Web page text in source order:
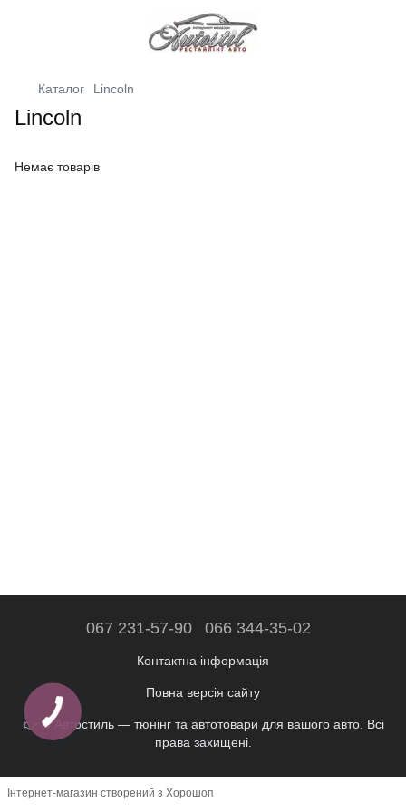
Каталог Lincoln
Lincoln
Немає товарів
067 231-57-90 066 344-35-02
Контактна інформація
Повна версія сайту
👉 © Автостиль — тюнінг та автотовари для вашого авто. Всі
права захищені.
Інтернет-магазин створений з Хорошоп